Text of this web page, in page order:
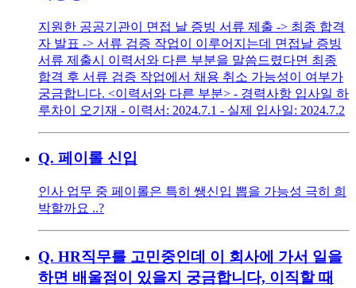
지원한 공공기관이 면접 날 증빙 서류 제출 -> 최종 합격
자 발표 -> 서류 검증 작업이 이루어지는데 면접날 증빙
서류 제출시 이력서와 다른 부분을 말씀드렸다면 최종
합격 후 서류 검증 작업에서 채용 취소 가능성이 여부가
궁금합니다. <이력서와 다른 부분> - 경력사항 입사일 하
루차이 오기재 - 이력서: 2024.7.1 - 실제 입사일: 2024.7.2
Q. 페이롤 신입
인사 업무 중 페이롤은 특히 쌩신입 뽑을 가능성 극히 희
박할까요 ..?
Q. HR직무를 고민중인데 이 회사에 가서 일을
하면 배울점이 있을지 궁금합니다, 이직할 때